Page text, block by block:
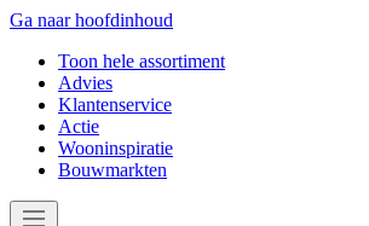
Ga naar hoofdinhoud
Toon hele assortiment
Advies
Klantenservice
Actie
Wooninspiratie
Bouwmarkten